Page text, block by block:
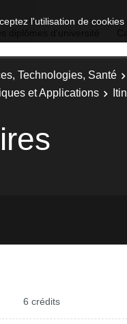
l'utilisation de
Technologies, Santé
et Applications
6 crédits